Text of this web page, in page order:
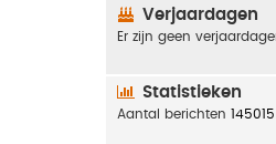
Verjaardagen
Er zijn geen
Statistieken
Aantal berichten 145015